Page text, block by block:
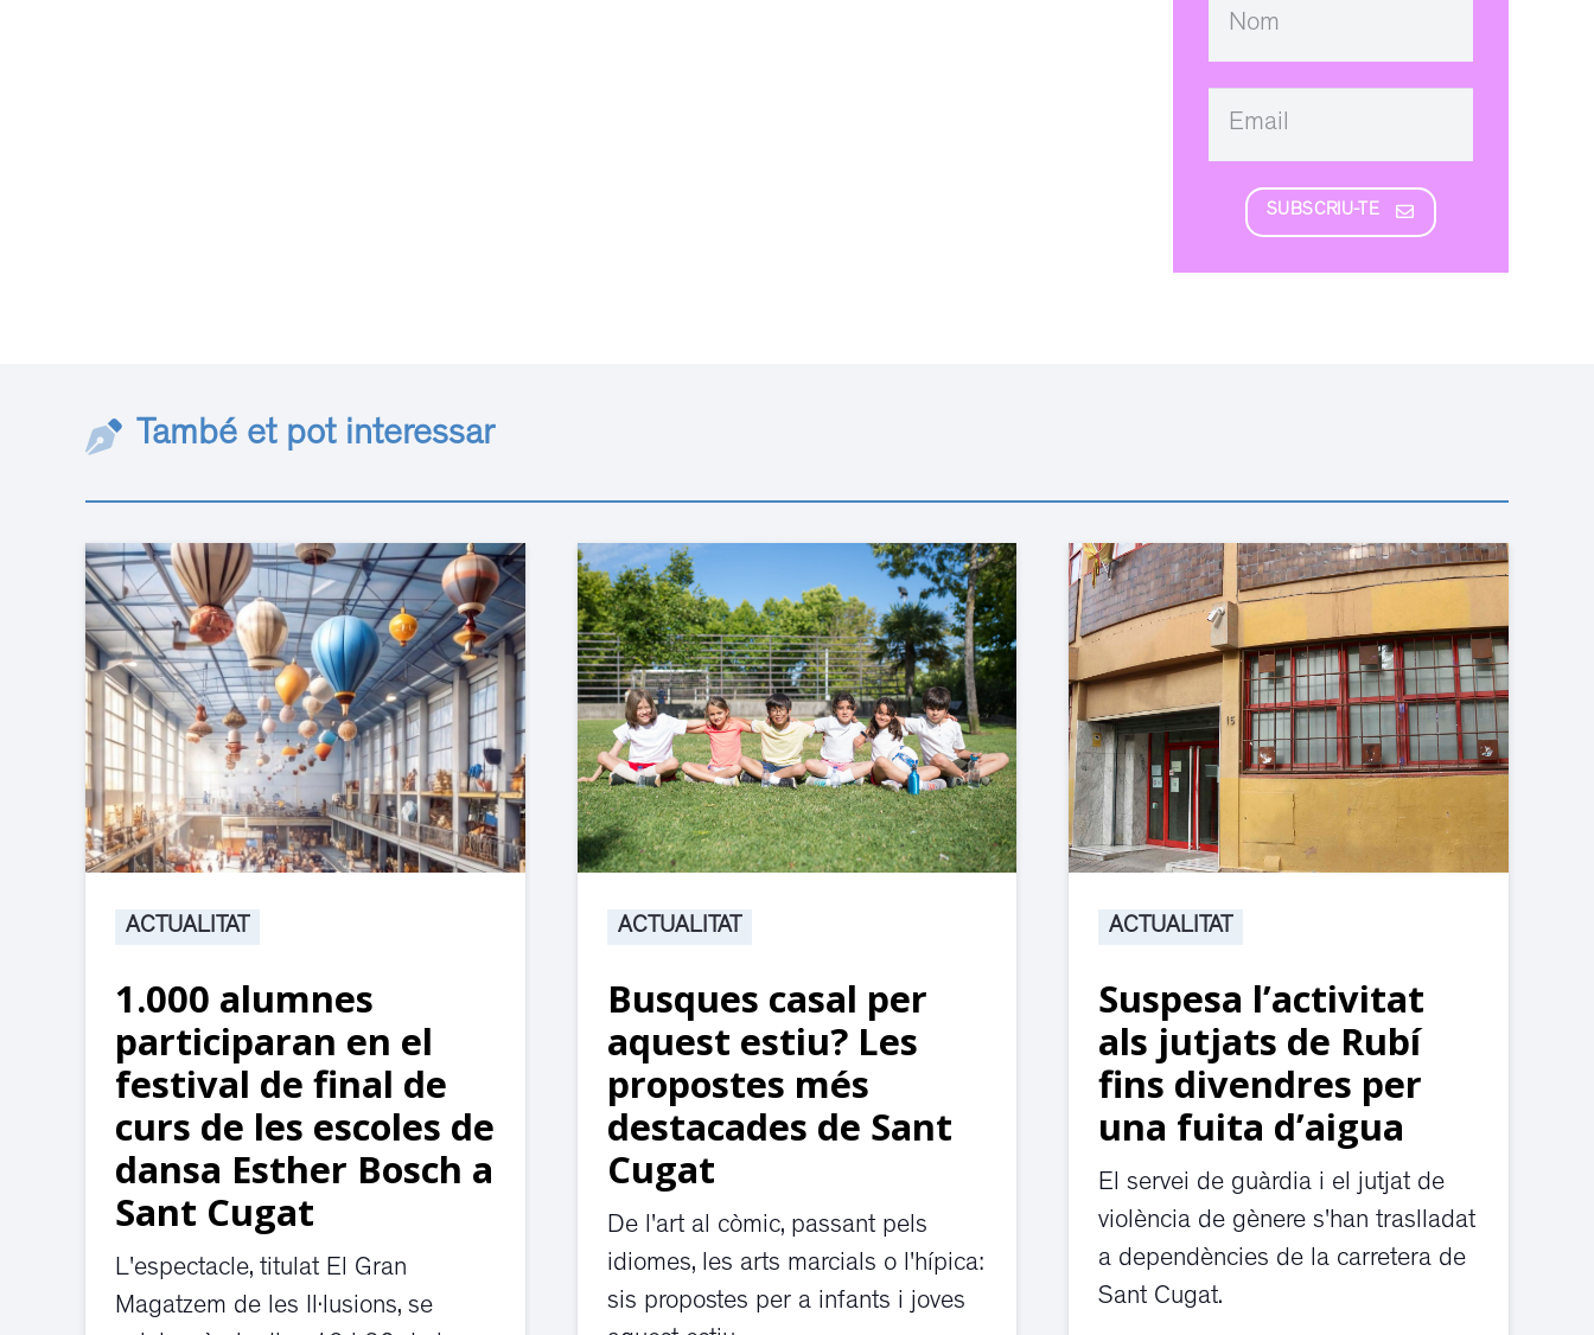
SUBSCRIU-TE
També et pot interessar
ACTUALITAT
1.000 alumnes
participaran en el
festival de final de
curs de les escoles de
dansa Esther Bosch a
Sant Cugat
L'espectacle, titulat El Gran
Magatzem de les Il·lusions, se
ACTUALITAT
Busques casal per
aquest estiu? Les
propostes més
destacades de Sant
Cugat
De l'art al còmic, passant pels
idiomes, les arts marcials o l'hípica:
sis propostes per a infants i joves
ACTUALITAT
Suspesa l’activitat
als jutjats de Rubí
fins divendres per
una fuita d’aigua
El servei de guàrdia i el jutjat de
violència de gènere s'han traslladat
a dependències de la carretera de
Sant Cugat.